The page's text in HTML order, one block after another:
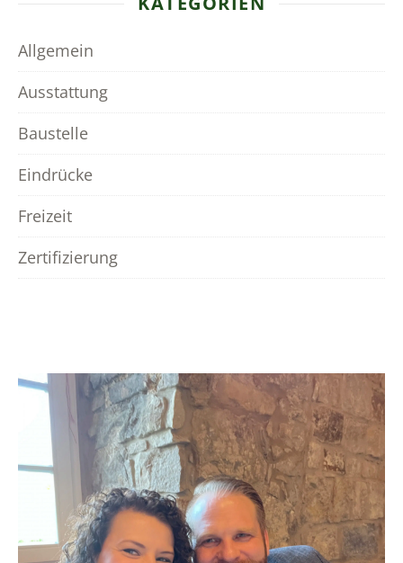
Allgemein
Ausstattung
Baustelle
Eindrücke
Freizeit
Zertifizierung